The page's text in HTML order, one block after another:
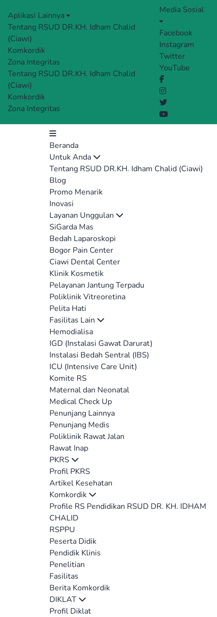
Aplikasi Lainnya
Tentang RSUD DR.KH. Idham Chalid
(Ciawi)
Komkordik
Zona Integritas
Tentang RSUD DR.KH. Idham Chalid
(Ciawi)
Komkordik
Zona Integritas
Media Sosial
Facebook
Instagram
Twitter
YouTube
Beranda
Untuk Anda
Tentang RSUD DR.KH. Idham Chalid (Ciawi)
Blog
Promo Menarik
Inovasi
Layanan Unggulan
SiGarda Mas
Bedah Laparoskopi
Bogor Pain Center
Ciawi Dental Center
Klinik Kosmetik
Pelayanan Jantung Terpadu
Poliklinik Vitreoretina
Pelita Hati
Fasilitas Lain
Hemodialisa
IGD (Instalasi Gawat Darurat)
Instalasi Bedah Sentral (IBS)
ICU (Intensive Care Unit)
Komite RS
Maternal dan Neonatal
Medical Check Up
Penunjang Lainnya
Penunjang Medis
Poliklinik Rawat Jalan
Rawat Inap
PKRS
Profil PKRS
Artikel Kesehatan
Komkordik
Profile RS Pendidikan RSUD DR. KH. IDHAM
CHALID
RSPPU
Peserta Didik
Pendidik Klinis
Penelitian
Fasilitas
Berita Komkordik
DIKLAT
Profil Diklat